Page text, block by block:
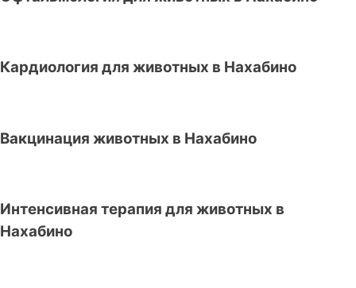
Кардиология для животных в Нахабино
Вакцинация животных в Нахабино
Интенсивная терапия для животных в
Нахабино